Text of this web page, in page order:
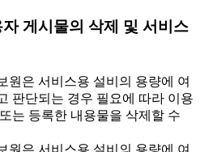
게시물의 삭제 및 서비스
원은 서비스용 설비의 용량에 여
판단되는 경우 필요에 따라 이용
는 등록한 내용물을 삭제할 수
원은 서비스용 설비의 용량에 여